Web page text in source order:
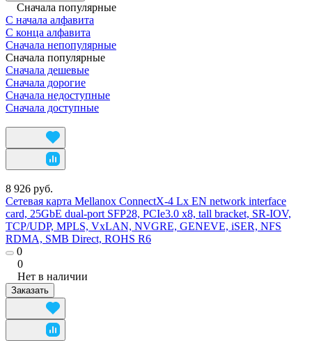
Сначала популярные
С начала алфавита
С конца алфавита
Сначала непопулярные
Сначала популярные
Сначала дешевые
Сначала дорогие
Сначала недоступные
Сначала доступные
8 926 руб.
Сетевая карта Mellanox ConnectX-4 Lx EN network interface
card, 25GbE dual-port SFP28, PCIe3.0 x8, tall bracket, SR-IOV,
TCP/UDP, MPLS, VxLAN, NVGRE, GENEVE, iSER, NFS
RDMA, SMB Direct, ROHS R6
0
0
Нет в наличии
Заказать